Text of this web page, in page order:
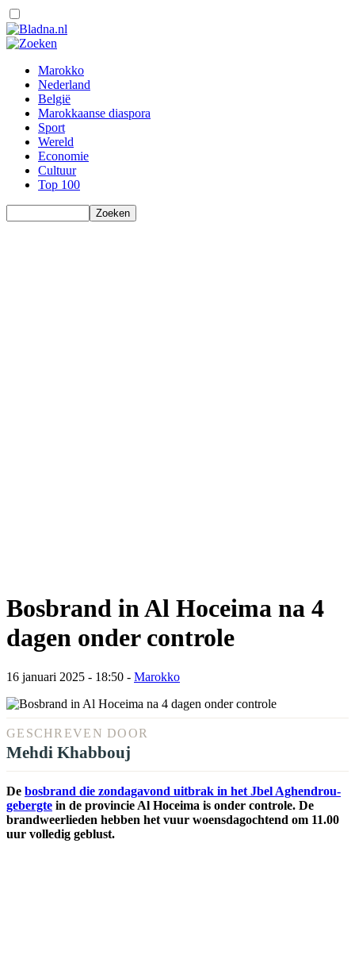
Marokko
Nederland
België
Marokkaanse diaspora
Sport
Wereld
Economie
Cultuur
Top 100
Bosbrand in Al Hoceima na 4
dagen onder controle
16 januari 2025 - 18:50 - Marokko
GESCHREVEN DOOR
Mehdi Khabbouj
De bosbrand die zondagavond uitbrak in het Jbel Aghendrou-
gebergte in de provincie Al Hoceima is onder controle. De
brandweerlieden hebben het vuur woensdagochtend om 11.00
uur volledig geblust.